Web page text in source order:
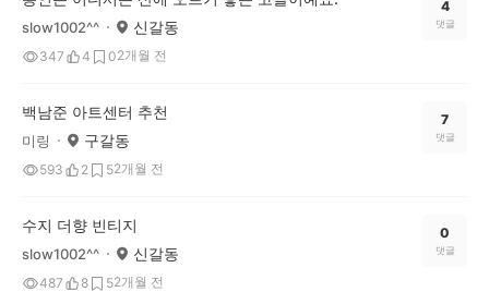
slow1002^^ 신갈동
347 4 02개월 전
4
댓글
백남준 아트센터 추천
미링 구갈동
593 2 52개월 전
7
댓글
수지 더향 빈티지
slow1002^^ 신갈동
487 8 52개월 전
0
댓글